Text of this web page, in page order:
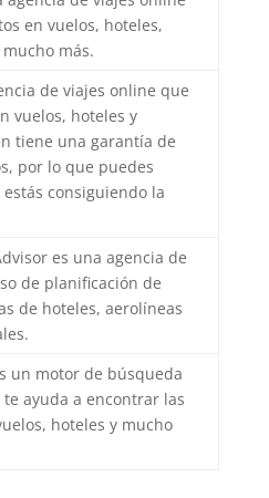
en vuelos, hoteles,
más.
de viajes online que
vuelos, hoteles y
tiene una garantía de
por lo que puedes
consiguiendo la
es una agencia de
de planificación de
de hoteles, aerolíneas
un motor de búsqueda
ayuda a encontrar las
hoteles y mucho